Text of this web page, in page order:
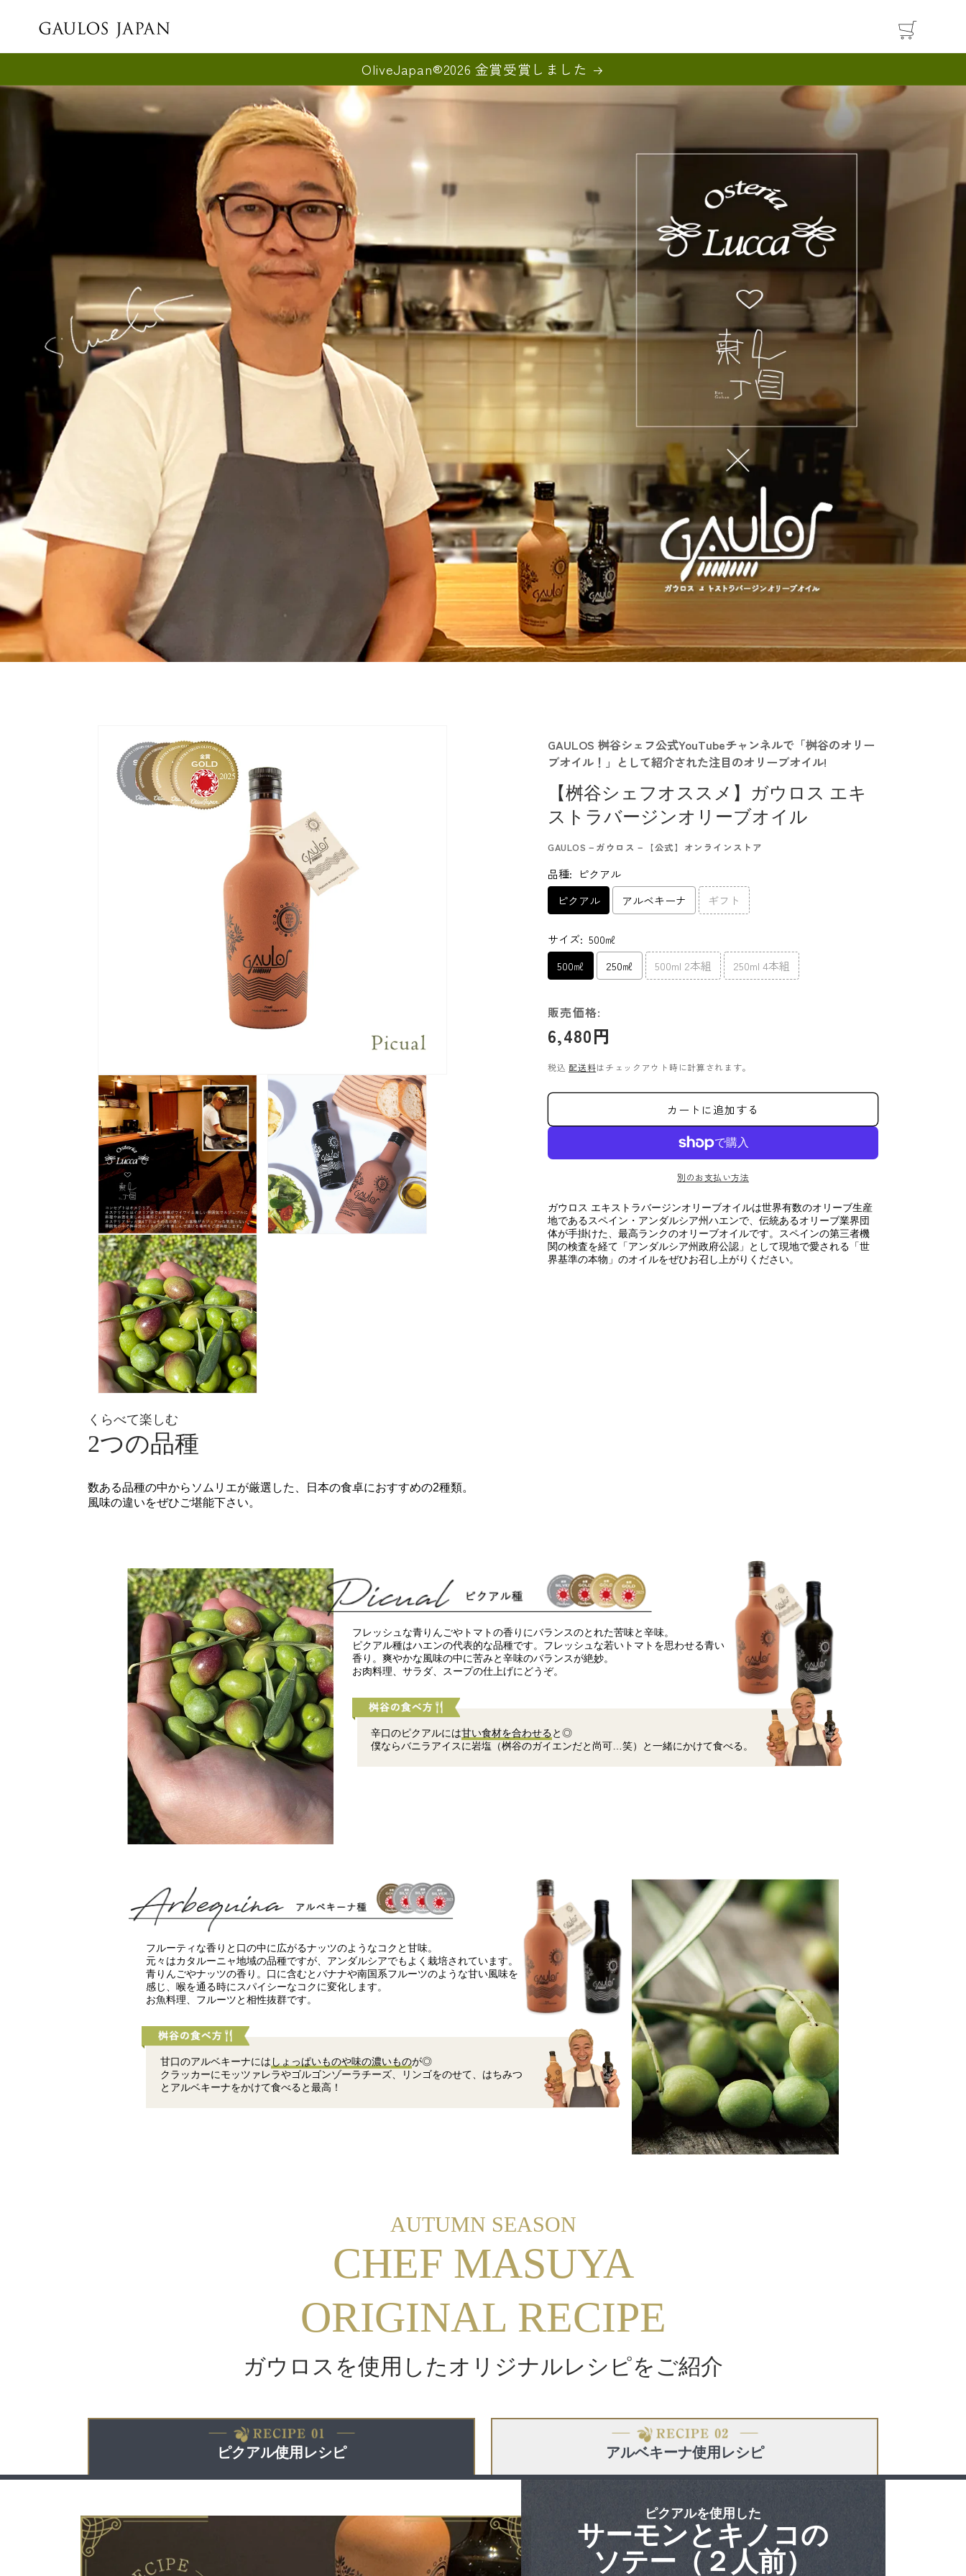
ー
ト
OliveJapan®︎2026 金賞受賞しました
GAULOS 桝谷シェフ公式YouTubeチャンネルで「桝谷のオリー
ブオイル！」として紹介された注目のオリーブオイル!
【桝谷シェフオススメ】ガウロス エキ
ストラバージンオリーブオイル
GAULOS－ガウロス－【公式】オンラインストア
品種:
ピクアル
ピクアル
アルベキーナ ギフト
サイズ: 500㎖
500㎖
250㎖ 500ml 2本組 250ml 4本組
6,480円
税込配送料はチェックアウト時に計算されます。
カートに追加する
別のお支払い方法
ガウロス エキストラバージンオリーブオイルは世界有数のオリーブ生産
地であるスペイン・アンダルシア州ハエンで、伝統あるオリーブ業界団
体が手掛けた、最高ランクのオリーブオイルです。スペインの第三者機
関の検査を経て「アンダルシア州政府公認」として現地で愛される「世
界基準の本物」のオイルをぜひお召し上がりください。
くらべて楽しむ
2つの品種
数ある品種の中からソムリエが厳選した、日本の食卓におすすめの2種類。
風味の違いをぜひご堪能下さい。
フレッシュな青りんごやトマトの香りにバランスのとれた苦味と辛味。
ピクアル種はハエンの代表的な品種です。フレッシュな若いトマトを思わせる青い
香り。爽やかな風味の中に苦みと辛味のバランスが絶妙。
お肉料理、サラダ、スープの仕上げにどうぞ。
辛口のピクアルには甘い食材を合わせると◎
僕ならバニラアイスに岩塩（桝谷のガイエンだと尚可…笑）と一緒にかけて食べる。
フルーティな香りと口の中に広がるナッツのようなコクと甘味。
元々はカタルーニャ地域の品種ですが、アンダルシアでもよく栽培されています。
青りんごやナッツの香り。口に含むとバナナや南国系フルーツのような甘い風味を
感じ、喉を通る時にスパイシーなコクに変化します。
お魚料理、フルーツと相性抜群です。
甘口のアルベキーナには しょっぱいものや味の濃いものが◎
クラッカーにモッツァレラやゴルゴンゾーラチーズ、リンゴをのせて、はちみつ
とアルベキーナをかけて食べると最高！
AUTUMN SEASON
CHEF MASUYA
ORIGINAL RECIPE
ガウロスを使用した オリジナルレシピをご紹介
ピクアル使用 レシピ アルベキーナ使用レシピ
ピクアルを使用した
サーモンとキノコの
ソテー（２人前）